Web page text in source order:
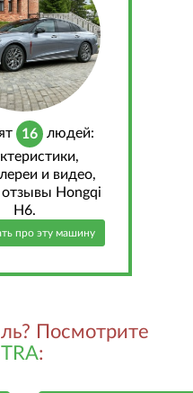
16 людей:
и видео,
Hongqi
H6.
про эту машину
Посмотрите
: